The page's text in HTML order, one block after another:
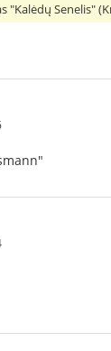
"Kalėdų Senelis"